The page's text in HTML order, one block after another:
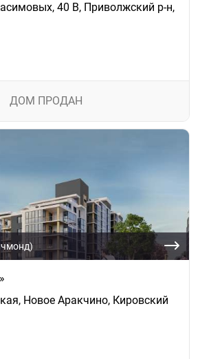
40 В, Приволжский р-н,
ДОМ ПРОДАН
Новое Аракчино, Кировский